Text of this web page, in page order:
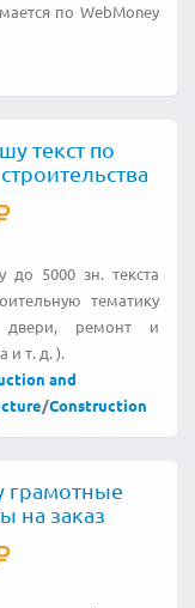
по WebMoney
текст по
до 5000 зн. текста
тематику
двери, ремонт и
и т. д. ).
and
/Construction
грамотные
на заказ